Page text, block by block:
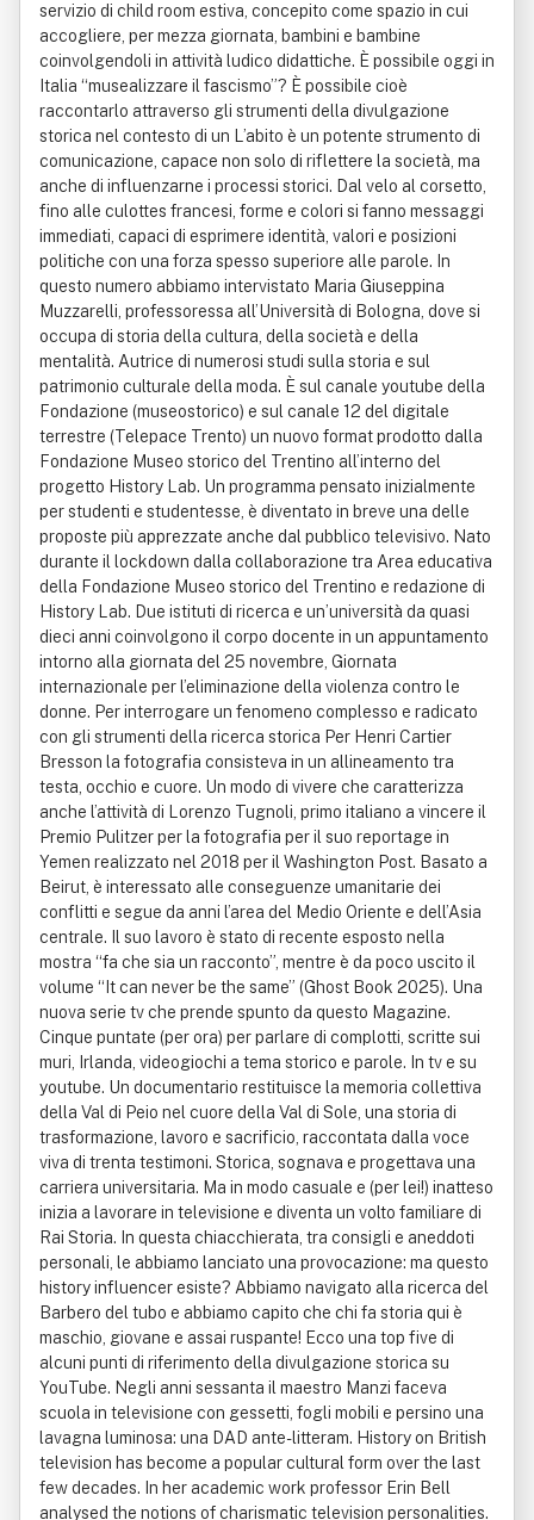
servizio di child room estiva, concepito come spazio in cui
accogliere, per mezza giornata, bambini e bambine
coinvolgendoli in attività ludico didattiche. È possibile oggi in
Italia “musealizzare il fascismo”? È possibile cioè
raccontarlo attraverso gli strumenti della divulgazione
storica nel contesto di un L’abito è un potente strumento di
comunicazione, capace non solo di riflettere la società, ma
anche di influenzarne i processi storici. Dal velo al corsetto,
fino alle culottes francesi, forme e colori si fanno messaggi
immediati, capaci di esprimere identità, valori e posizioni
politiche con una forza spesso superiore alle parole. In
questo numero abbiamo intervistato Maria Giuseppina
Muzzarelli, professoressa all’Università di Bologna, dove si
occupa di storia della cultura, della società e della
mentalità. Autrice di numerosi studi sulla storia e sul
patrimonio culturale della moda. È sul canale youtube della
Fondazione (museostorico) e sul canale 12 del digitale
terrestre (Telepace Trento) un nuovo format prodotto dalla
Fondazione Museo storico del Trentino all’interno del
progetto History Lab. Un programma pensato inizialmente
per studenti e studentesse, è diventato in breve una delle
proposte più apprezzate anche dal pubblico televisivo. Nato
durante il lockdown dalla collaborazione tra Area educativa
della Fondazione Museo storico del Trentino e redazione di
History Lab. Due istituti di ricerca e un’università da quasi
dieci anni coinvolgono il corpo docente in un appuntamento
intorno alla giornata del 25 novembre, Giornata
internazionale per l’eliminazione della violenza contro le
donne. Per interrogare un fenomeno complesso e radicato
con gli strumenti della ricerca storica Per Henri Cartier
Bresson la fotografia consisteva in un allineamento tra
testa, occhio e cuore. Un modo di vivere che caratterizza
anche l’attività di Lorenzo Tugnoli, primo italiano a vincere il
Premio Pulitzer per la fotografia per il suo reportage in
Yemen realizzato nel 2018 per il Washington Post. Basato a
Beirut, è interessato alle conseguenze umanitarie dei
conflitti e segue da anni l’area del Medio Oriente e dell’Asia
centrale. Il suo lavoro è stato di recente esposto nella
mostra “fa che sia un racconto”, mentre è da poco uscito il
volume “It can never be the same” (Ghost Book 2025). Una
nuova serie tv che prende spunto da questo Magazine.
Cinque puntate (per ora) per parlare di complotti, scritte sui
muri, Irlanda, videogiochi a tema storico e parole. In tv e su
youtube. Un documentario restituisce la memoria collettiva
della Val di Peio nel cuore della Val di Sole, una storia di
trasformazione, lavoro e sacrificio, raccontata dalla voce
viva di trenta testimoni. Storica, sognava e progettava una
carriera universitaria. Ma in modo casuale e (per lei!) inatteso
inizia a lavorare in televisione e diventa un volto familiare di
Rai Storia. In questa chiacchierata, tra consigli e aneddoti
personali, le abbiamo lanciato una provocazione: ma questo
history influencer esiste? Abbiamo navigato alla ricerca del
Barbero del tubo e abbiamo capito che chi fa storia qui è
maschio, giovane e assai ruspante! Ecco una top five di
alcuni punti di riferimento della divulgazione storica su
YouTube. Negli anni sessanta il maestro Manzi faceva
scuola in televisione con gessetti, fogli mobili e persino una
lavagna luminosa: una DAD ante-litteram. History on British
television has become a popular cultural form over the last
few decades. In her academic work professor Erin Bell
analysed the notions of charismatic television personalities.